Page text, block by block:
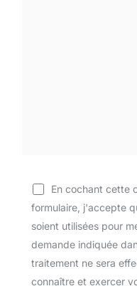
En cochant cette
formulaire, j'accepte
soient utilisées pour
demande indiquée
traitement ne sera
connaître et exercer